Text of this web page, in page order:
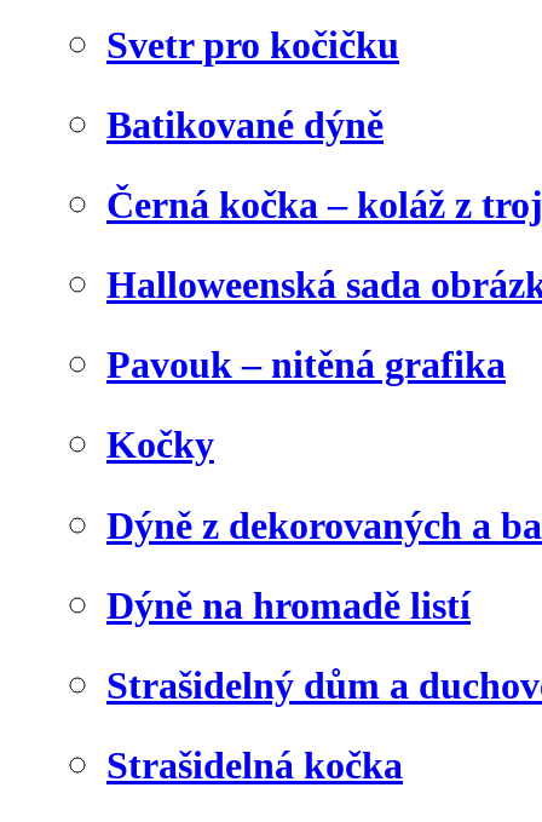
Svetr pro kočičku
Batikované dýně
Černá kočka – koláž z
Halloweenská sada
Pavouk – nitěná grafika
Kočky
Dýně z dekorovaných a
Dýně na hromadě listí
Strašidelný dům a
Strašidelná kočka